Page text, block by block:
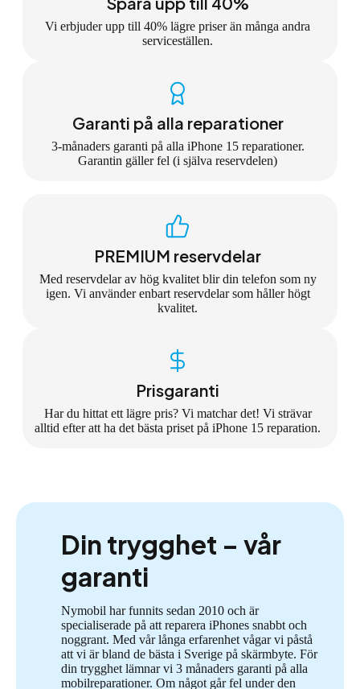
Vi erbjuder upp till 40% lägre priser än många andra
serviceställen.
Garanti på alla reparationer
3-månaders garanti på alla iPhone 15 reparationer.
Garantin gäller fel (i själva reservdelen)
PREMIUM reservdelar
Med reservdelar av hög kvalitet blir din telefon som ny
igen. Vi använder enbart reservdelar som håller högt
kvalitet.
Prisgaranti
Har du hittat ett lägre pris? Vi matchar det! Vi strävar
alltid efter att ha det bästa priset på iPhone 15 reparation.
Din trygghet – vår
garanti
Nymobil har funnits sedan 2010 och är
specialiserade på att reparera iPhones snabbt och
noggrant. Med vår långa erfarenhet vågar vi påstå
att vi är bland de bästa i Sverige på skärmbyte. För
din trygghet lämnar vi 3 månaders garanti på alla
mobilreparationer. Om något går fel under den